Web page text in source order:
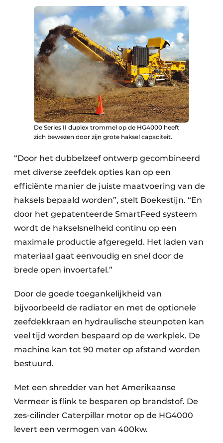
De Series II duplex trommel op de HG4000 heeft
zich bewezen door zijn grote haksel capaciteit.
“Door het dubbelzeef ontwerp gecombineerd
met diverse zeefdek opties kan op een
efficiënte manier de juiste maatvoering van de
haksels bepaald worden”, stelt Boekestijn. “En
door het gepatenteerde SmartFeed systeem
wordt de hakselsnelheid continu op een
maximale productie afgeregeld. Het laden van
materiaal gaat eenvoudig en snel door de
brede open invoertafel.”
Door de goede toegankelijkheid van
bijvoorbeeld de radiator en met de optionele
zeefdekkraan en hydraulische steunpoten kan
veel tijd worden bespaard op de werkplek. De
machine kan tot 90 meter op afstand worden
bestuurd.
Met een shredder van het Amerikaanse
Vermeer is flink te besparen op brandstof. De
zes-cilinder Caterpillar motor op de HG4000
levert een vermogen van 400kw.